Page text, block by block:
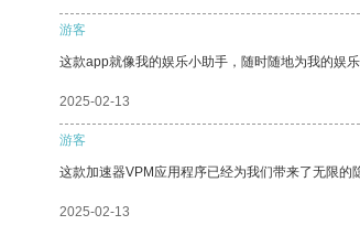
游客
这款app就像我的娱乐小助手，随时随地为我的娱乐
2025-02-13
游客
这款加速器VPM应用程序已经为我们带来了无限的
2025-02-13